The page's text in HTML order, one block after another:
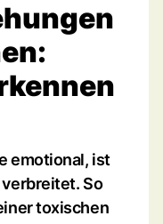
emotional, ist
So
toxischen